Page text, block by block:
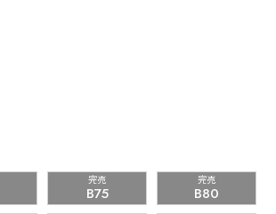
完売
B75
完売
B80